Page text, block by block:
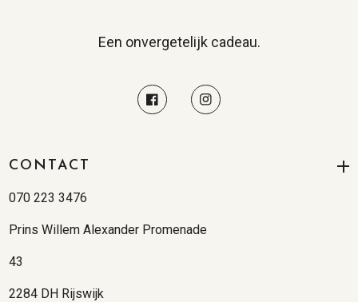
Een onvergetelijk cadeau.
CONTACT
070 223 3476
Prins Willem Alexander Promenade
43
2284 DH Rijswijk